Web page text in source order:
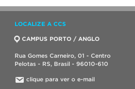
LOCALIZE A CCS
CAMPUS PORTO / ANGLO
Rua Gomes Carneiro, 01 - Centro
Pelotas - RS, Brasil - 96010-610
clique para ver o e-mail